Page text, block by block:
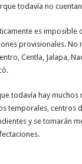
todavía no
es
provisionales. No
Centla, Jalapa,
todavía hay muchos
temporales, centros
y se tomarán